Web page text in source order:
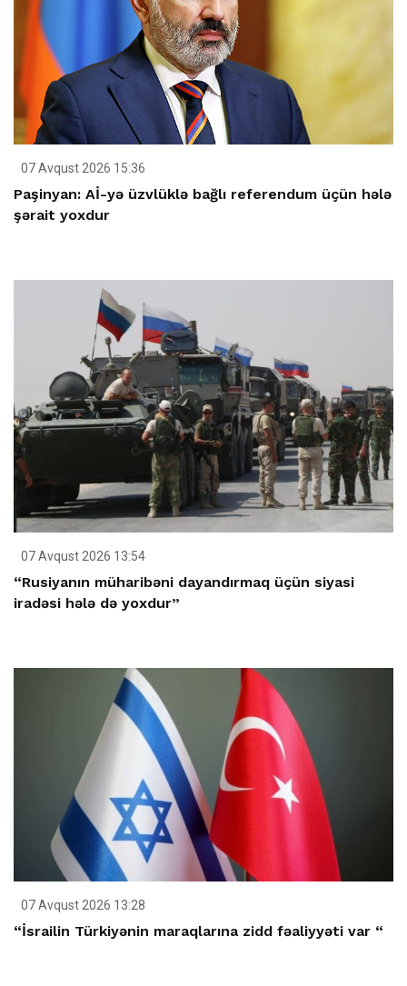
07 Avqust 2026 15:36
Paşinyan: Aİ-yə üzvlüklə bağlı referendum üçün hələ
şərait yoxdur
07 Avqust 2026 13:54
“Rusiyanın müharibəni dayandırmaq üçün siyasi
iradəsi hələ də yoxdur”
07 Avqust 2026 13:28
“İsrailin Türkiyənin maraqlarına zidd fəaliyyəti var “